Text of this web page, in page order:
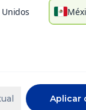
Unidos
Aplicar
principales
encuentra
tóxico
seguridad